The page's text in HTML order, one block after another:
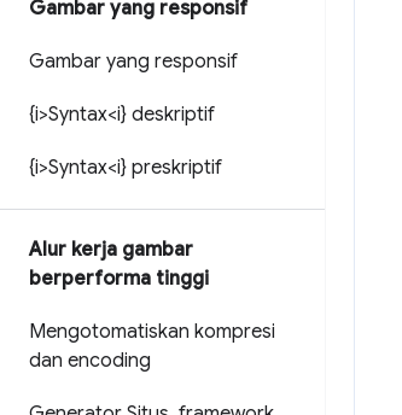
Gambar yang responsif
Gambar yang responsif
{i>Syntax<i} deskriptif
{i>Syntax<i} preskriptif
Alur kerja gambar
berperforma tinggi
Mengotomatiskan kompresi
dan encoding